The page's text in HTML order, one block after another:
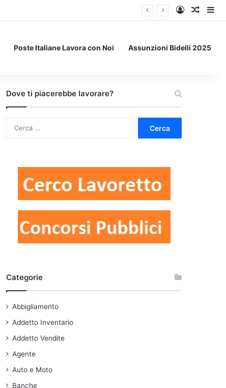
Accedi
Un
Poste Italiane Lavora con Noi Assunzioni Bidelli 2025
Dove ti piacerebbe lavorare?
Categorie
Abbigliamento
Addetto Inventario
Addetto Vendite
Agente
Auto e Moto
Banche